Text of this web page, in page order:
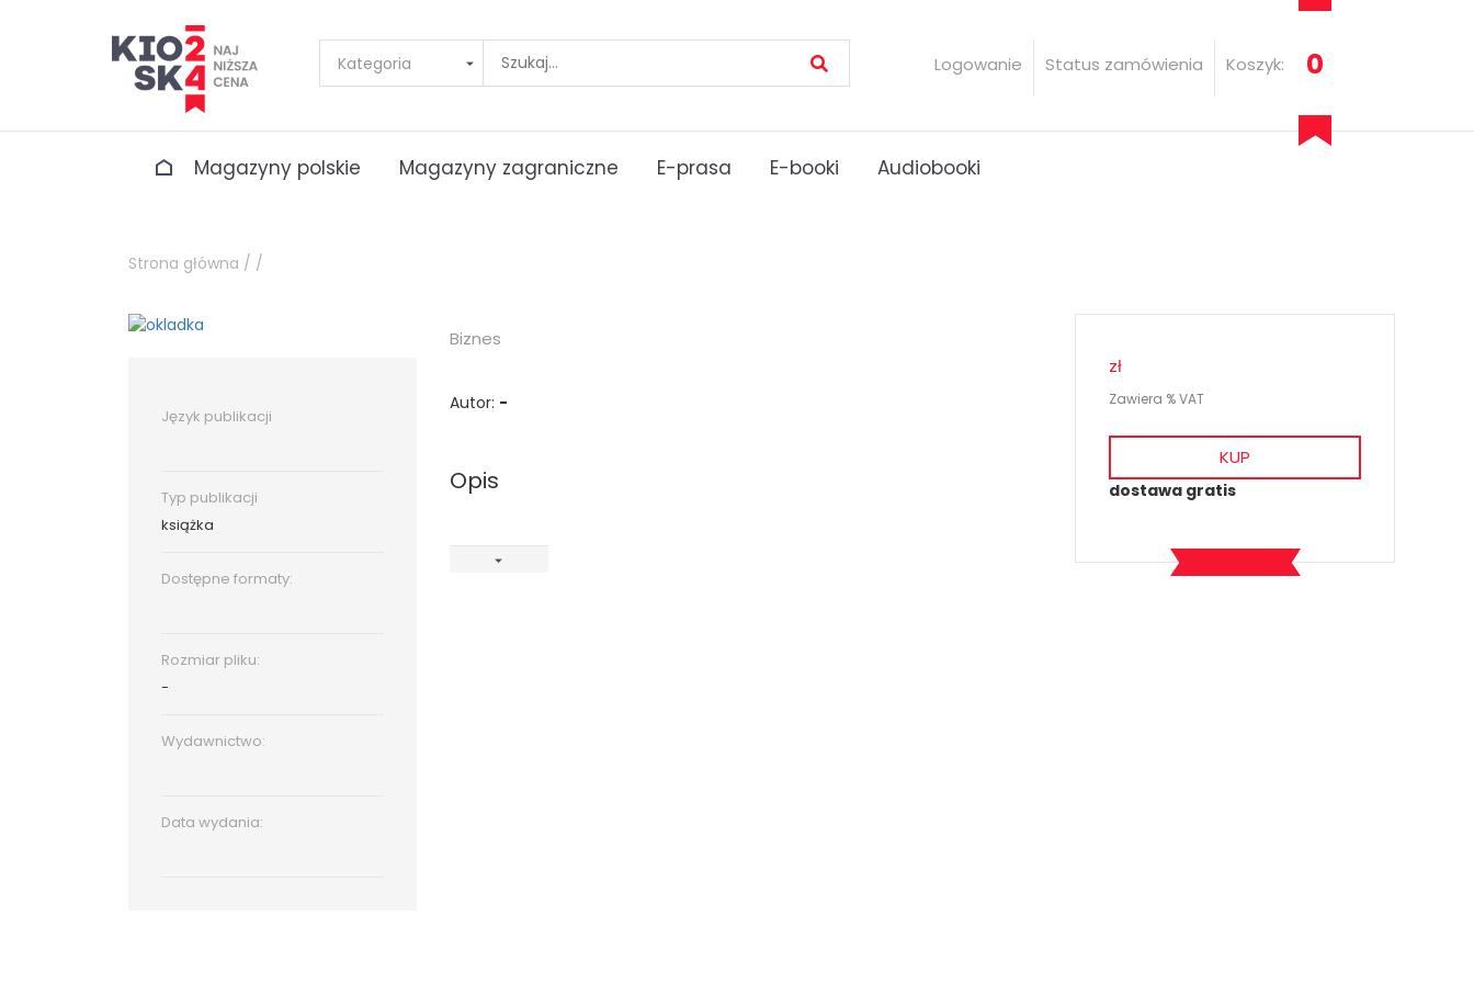
Logowanie Status zamówienia Koszyk: 0
Magazyny polskie Magazyny zagraniczne E-prasa E-booki Audiobooki
Strona główna / /
Język publikacji
Typ publikacji
książka
Dostępne formaty:
Rozmiar pliku:
-
Wydawnictwo:
Data wydania:
Biznes
Autor: -
Opis
zł
Zawiera % VAT
KUP
dostawa gratis